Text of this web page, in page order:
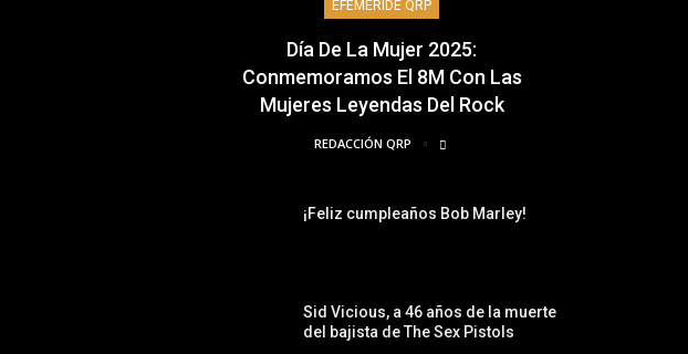
EFEMÉRIDE QRP
Día De La Mujer 2025:
Conmemoramos El 8M Con Las
Mujeres Leyendas Del Rock
REDACCIÓN QRP
¡Feliz cumpleaños Bob Marley!
Sid Vicious, a 46 años de la muerte
del bajista de The Sex Pistols